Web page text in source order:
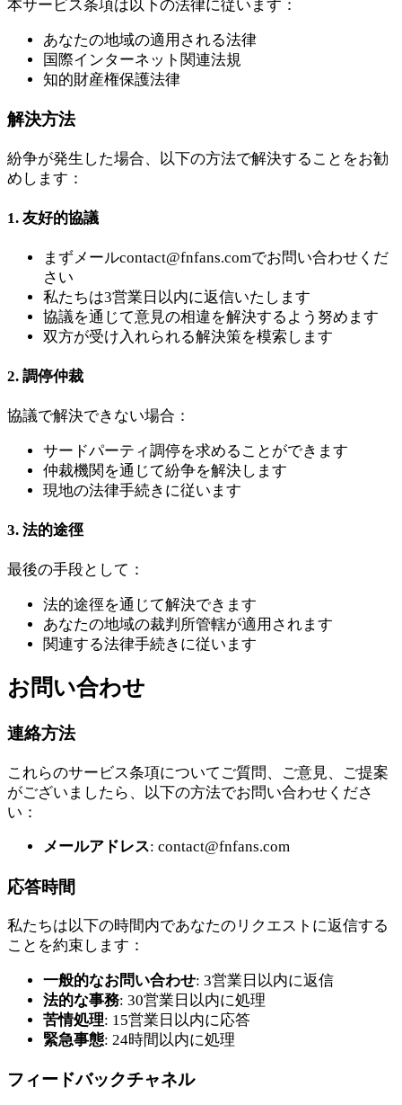
本サービス条項は以下の法律に従います：
あなたの地域の適用される法律
国際インターネット関連法規
知的財産権保護法律
解決方法
紛争が発生した場合、以下の方法で解決することをお勧
めします：
1. 友好的協議
まずメールcontact@fnfans.comでお問い合わせくだ
さい
私たちは3営業日以内に返信いたします
協議を通じて意見の相違を解決するよう努めます
双方が受け入れられる解決策を模索します
2. 調停仲裁
協議で解決できない場合：
サードパーティ調停を求めることができます
仲裁機関を通じて紛争を解決します
現地の法律手続きに従います
3. 法的途徑
最後の手段として：
法的途徑を通じて解決できます
あなたの地域の裁判所管轄が適用されます
関連する法律手続きに従います
お問い合わせ
連絡方法
これらのサービス条項についてご質問、ご意見、ご提案
がございましたら、以下の方法でお問い合わせくださ
い：
メールアドレス: contact@fnfans.com
応答時間
私たちは以下の時間内であなたのリクエストに返信する
ことを約束します：
一般的なお問い合わせ: 3営業日以内に返信
法的な事務: 30営業日以内に処理
苦情処理: 15営業日以内に応答
緊急事態: 24時間以内に処理
フィードバックチャネル